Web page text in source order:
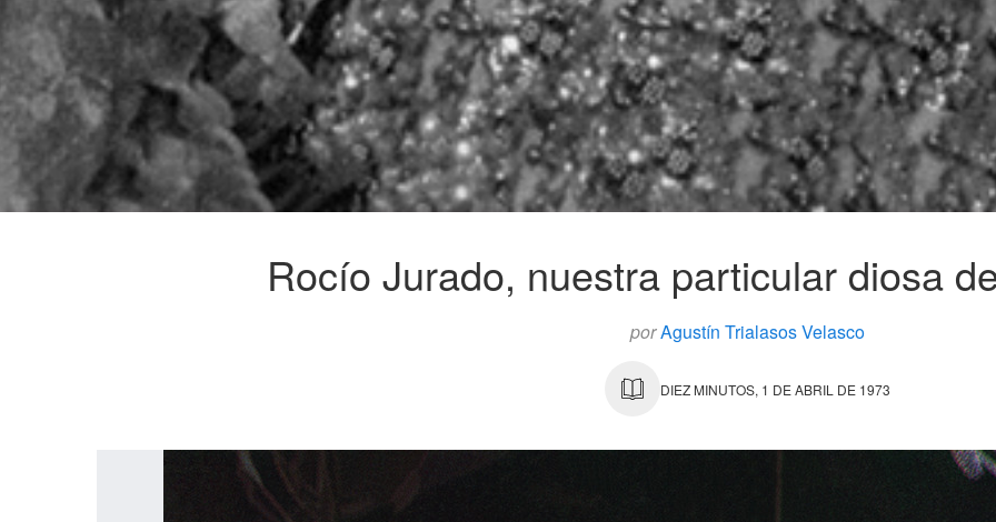
Rocío Jurado, nuestra particular diosa
porAgustín Trialasos Velasco
DIEZ MINUTOS, 1 DE ABRIL DE 1973